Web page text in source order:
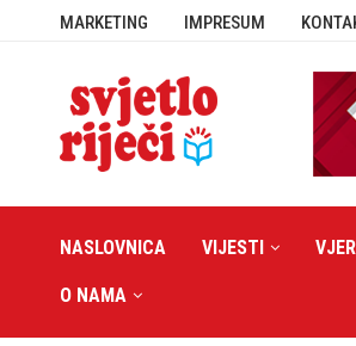
MARKETING IMPRESUM
NASLOVNICA VIJESTI
O NAMA